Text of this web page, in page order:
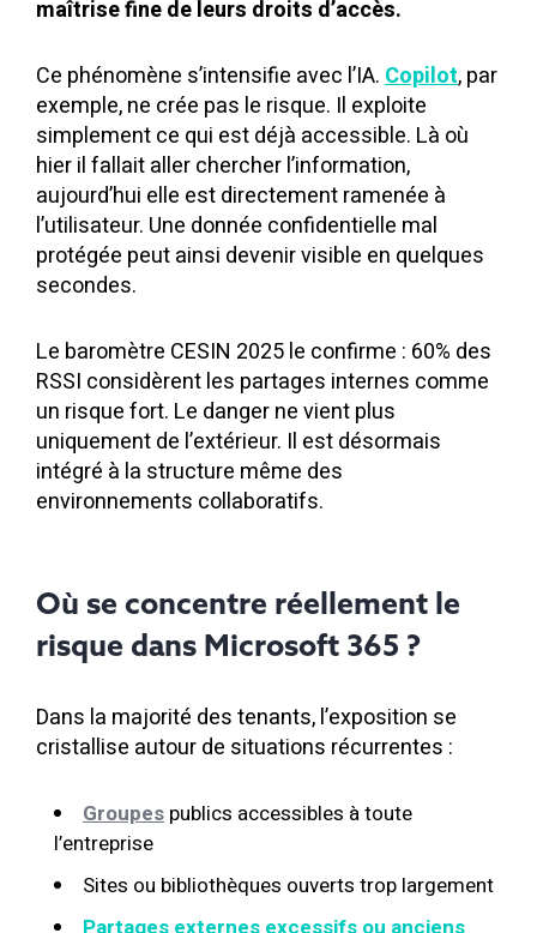
maîtrise fine de leurs droits d’accès.
Ce phénomène s’intensifie avec l’IA.Copilot, par
exemple, ne crée pas le risque. Il exploite
simplement ce qui est déjà accessible. Là où
hier il fallait aller chercher l’information,
aujourd’hui elle est directement ramenée à
l’utilisateur. Une donnée confidentielle mal
protégée peut ainsi devenir visible en quelques
secondes.
Le baromètre CESIN 2025 le confirme : 60% des
RSSI considèrent les partages internes comme
un risque fort. Le danger ne vient plus
uniquement de l’extérieur. Il est désormais
intégré à la structure même des
environnements collaboratifs.
Où se concentre réellement le
risque dans Microsoft 365 ?
Dans la majorité des tenants, l’exposition se
cristallise autour de situations récurrentes :
Groupes publics accessibles à toute
l’entreprise
Sites ou bibliothèques ouverts trop largement